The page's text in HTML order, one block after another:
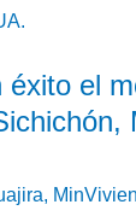
éxito el
,